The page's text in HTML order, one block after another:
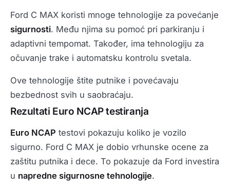
Ford C MAX koristi mnoge tehnologije za povećanje
sigurnosti. Među njima su pomoć pri parkiranju i
adaptivni tempomat. Također, ima tehnologiju za
očuvanje trake i automatsku kontrolu svetala.
Ove tehnologije štite putnike i povećavaju
bezbednost svih u saobraćaju.
Rezultati Euro NCAP testiranja
Euro NCAP testovi pokazuju koliko je vozilo
sigurno. Ford C MAX je dobio vrhunske ocene za
zaštitu putnika i dece. To pokazuje da Ford investira
u napredne sigurnosne tehnologije.